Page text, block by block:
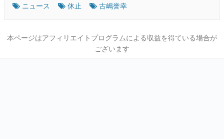
ニュース
休止 古嶋誉幸
本ページはアフィリエイトプログラムによる収益を得ている場合が
ございます